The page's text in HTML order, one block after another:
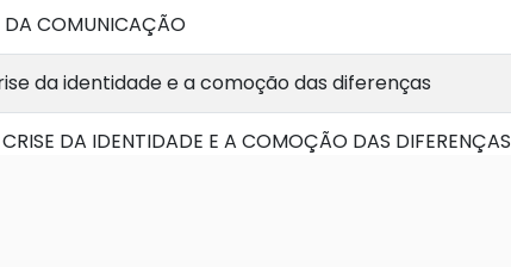
DA COMUNICAÇÃO
da identidade e a comoção das diferenças
DA IDENTIDADE E A COMOÇÃO DAS DIFERENÇAS